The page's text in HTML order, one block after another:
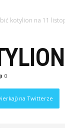
kotylion na 11
0
na Twitterze